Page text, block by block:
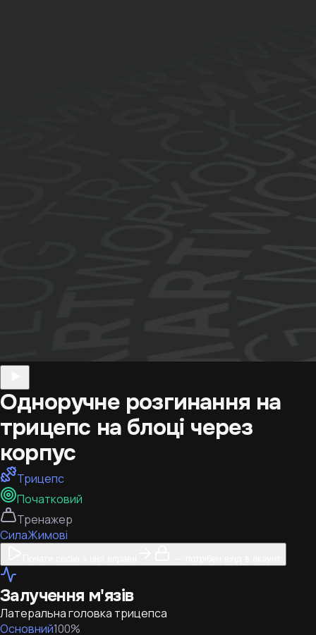
Одноручне розгинання на
трицепс на блоці через
корпус
Трицепс
Початковий
Тренажер
СилаЖимові
Залучення м'язів
Латеральна головка трицепса
Основний100%